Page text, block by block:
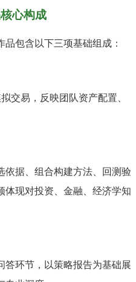
心构成
包含以下三项基础组成：
交易，反映团队资产配置、
依据、组合构建方法、回测验
现对投资、金融、经济学知
环节，以策略报告为基础展